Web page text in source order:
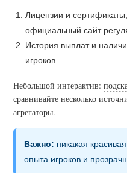
Лицензии и
официальный сайт
История выплат и
игроков.
Небольшой интерактив:
сравнивайте несколько
агрегаторы.
Важно: никакая
опыта игроков и